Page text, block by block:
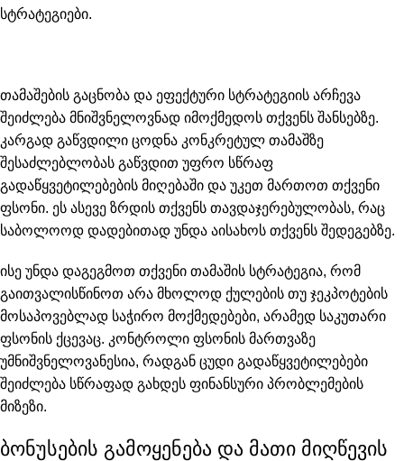
სტრატეგიები.
თამაშების გაცნობა და ეფექტური სტრატეგიის არჩევა
შეიძლება მნიშვნელოვნად იმოქმედოს თქვენს შანსებზე.
კარგად გაწვდილი ცოდნა კონკრეტულ თამაშზე
შესაძლებლობას გაწვდით უფრო სწრაფ
გადაწყვეტილებების მიღებაში და უკეთ მართოთ თქვენი
ფსონი. ეს ასევე ზრდის თქვენს თავდაჯერებულობას, რაც
საბოლოოდ დადებითად უნდა აისახოს თქვენს შედეგებზე.
ისე უნდა დაგეგმოთ თქვენი თამაშის სტრატეგია, რომ
გაითვალისწინოთ არა მხოლოდ ქულების თუ ჯეკპოტების
მოსაპოვებლად საჭირო მოქმედებები, არამედ საკუთარი
ფსონის ქცევაც. კონტროლი ფსონის მართვაზე
უმნიშვნელოვანესია, რადგან ცუდი გადაწყვეტილებები
შეიძლება სწრაფად გახდეს ფინანსური პრობლემების
მიზეზი.
ბონუსების გამოყენება და მათი მიღწევის